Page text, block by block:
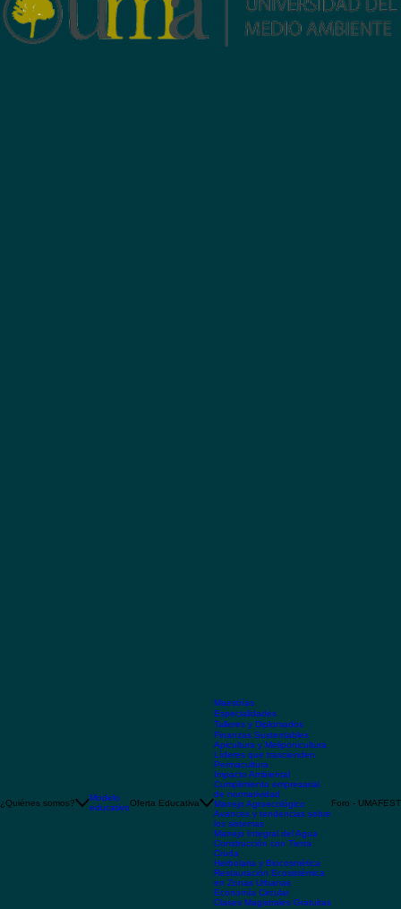
Maestrías
Especialidades
Talleres y Diplomados
Finanzas Sustentables
Apicultura y Meliponicultura
Líderes que trascienden
Permacultura
Impacto Ambiental
Cumplimiento empresarial
de normatividad
Manejo Agroecológico
Avances y tendencias sobre
los sistemas
Manejo Integral del Agua
Construcción con Tierra
Cruda
Herbolaria y Biocosmética
Restauración Ecosistémica